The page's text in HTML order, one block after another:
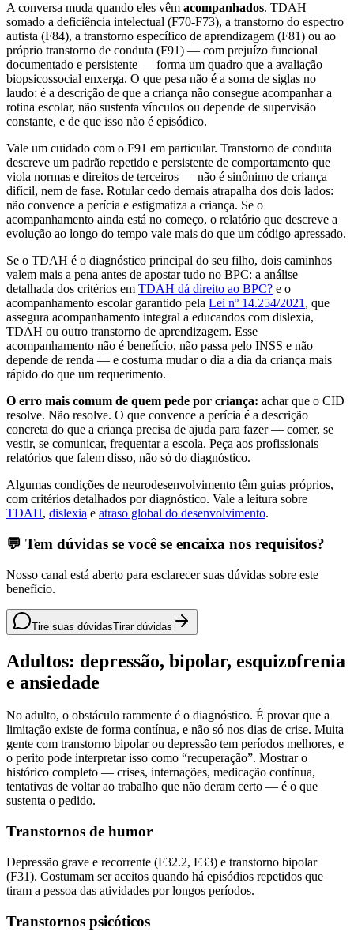
A conversa muda quando eles vêm acompanhados. TDAH
somado a deficiência intelectual (F70-F73), a transtorno do espectro
autista (F84), a transtorno específico de aprendizagem (F81) ou ao
próprio transtorno de conduta (F91) — com prejuízo funcional
documentado e persistente — forma um quadro que a avaliação
biopsicossocial enxerga. O que pesa não é a soma de siglas no
laudo: é a descrição de que a criança não consegue acompanhar a
rotina escolar, não sustenta vínculos ou depende de supervisão
constante, e de que isso não é episódico.
Vale um cuidado com o F91 em particular. Transtorno de conduta
descreve um padrão repetido e persistente de comportamento que
viola normas e direitos de terceiros — não é sinônimo de criança
difícil, nem de fase. Rotular cedo demais atrapalha dos dois lados:
não convence a perícia e estigmatiza a criança. Se o
acompanhamento ainda está no começo, o relatório que descreve a
evolução ao longo do tempo vale mais do que um código apressado.
Se o TDAH é o diagnóstico principal do seu filho, dois caminhos
valem mais a pena antes de apostar tudo no BPC: a análise
detalhada dos critérios em TDAH dá direito ao BPC? e o
acompanhamento escolar garantido pela Lei nº 14.254/2021 , que
assegura acompanhamento integral a educandos com dislexia,
TDAH ou outro transtorno de aprendizagem. Esse
acompanhamento não é benefício, não passa pelo INSS e não
depende de renda — e costuma mudar o dia a dia da criança mais
rápido do que um requerimento.
O erro mais comum de quem pede por criança: achar que o CID
resolve. Não resolve. O que convence a perícia é a descrição
concreta do que a criança precisa de ajuda para fazer — comer, se
vestir, se comunicar, frequentar a escola. Peça aos profissionais
relatórios que falem disso, não só do diagnóstico.
Algumas condições de neurodesenvolvimento têm guias próprios,
com critérios detalhados por diagnóstico. Vale a leitura sobre
TDAH, dislexia e atraso global do desenvolvimento.
💬 Tem dúvidas se você se encaixa nos requisitos?
Nosso canal está aberto para esclarecer suas dúvidas sobre este
benefício.
Tire suas dúvidasTirar dúvidas
Adultos: depressão, bipolar, esquizofrenia
e ansiedade
No adulto, o obstáculo raramente é o diagnóstico. É provar que a
limitação existe de forma contínua, e não só nos dias de crise. Muita
gente com transtorno bipolar ou depressão tem períodos melhores, e
o perito pode interpretar isso como “recuperação”. Mostrar o
histórico completo — crises, internações, medicação contínua,
tentativas de voltar ao trabalho que não deram certo — é o que
sustenta o pedido.
Transtornos de humor
Depressão grave e recorrente (F32.2, F33) e transtorno bipolar
(F31). Costumam ser aceitos quando há episódios repetidos que
tiram a pessoa das atividades por longos períodos.
Transtornos psicóticos